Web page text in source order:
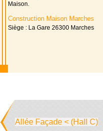
Maison.
Construction Maison Marches
Siège : La Gare 26300 Marches
Allée Façade < (Hall C)